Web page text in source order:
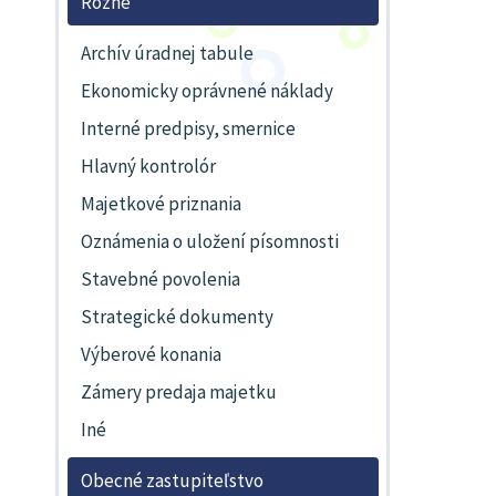
Archív úradnej tabule
Ekonomicky oprávnené náklady
Interné predpisy, smernice
Hlavný kontrolór
Majetkové priznania
Oznámenia o uložení písomnosti
Stavebné povolenia
Strategické dokumenty
Výberové konania
Zámery predaja majetku
Iné
Obecné zastupiteľstvo